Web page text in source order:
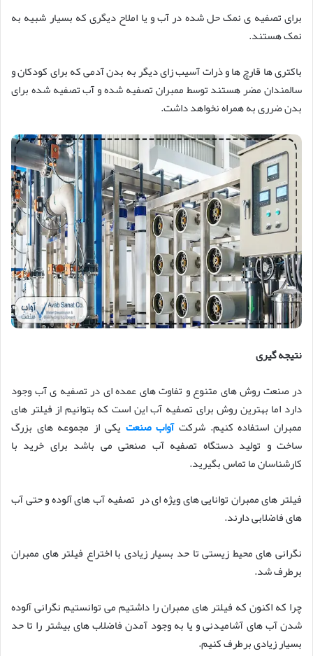
برای تصفیه ی نمک حل شده در آب و یا املاح دیگری که بسیار شبیه به
نمک هستند.
باکتری ها قارچ ها و ذرات آسیب زای دیگر به بدن آدمی که برای کودکان و
سالمندان مضر هستند توسط ممبران تصفیه شده و آب تصفیه شده برای
بدن ضرری به همراه نخواهد داشت.
نتیجه گیری
در صنعت روش های متنوع و تفاوت های عمده ای در تصفیه ی آب وجود
دارد اما بهترین روش برای تصفیه آب این است که بتوانیم از فیلتر های
ممبران استفاده کنیم. شرکتآواب صنعت یکی از مجموعه های بزرگ
ساخت و تولید دستگاه تصفیه آب صنعتی می باشد برای خرید با
کارشناسان ما تماس بگیرید.
فیلتر های ممبران توانایی های ویژه ای در تصفیه آب های آلوده و حتی آب
های فاضلابی دارند.
نگرانی های محیط زیستی تا حد بسیار زیادی با اختراع فیلتر های ممبران
برطرف شد.
چرا که اکنون که فیلتر های ممبران را داشتیم می توانستیم نگرانی آلوده
شدن آب های آشامیدنی و یا به وجود آمدن فاضلاب های بیشتر را تا حد
بسیار زیادی برطرف کنیم.